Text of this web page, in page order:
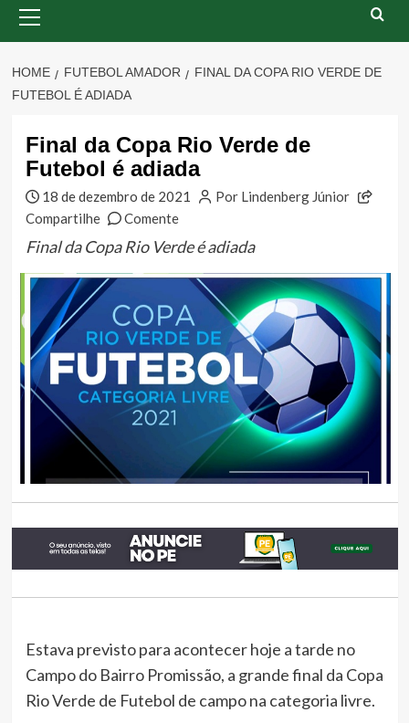
Menu
HOME FUTEBOL AMADOR
FINAL DA COPA RIO VERDE DE
FUTEBOL É ADIADA
Final da Copa Rio Verde de
Futebol é adiada
18 de dezembro de 2021
Por Lindenberg Júnior
Compartilhe
Comente
Final da Copa Rio Verde é adiada
Estava previsto para acontecer hoje a tarde no
Campo do Bairro Promissão, a grande final da Copa
Rio Verde de Futebol de campo na categoria livre.